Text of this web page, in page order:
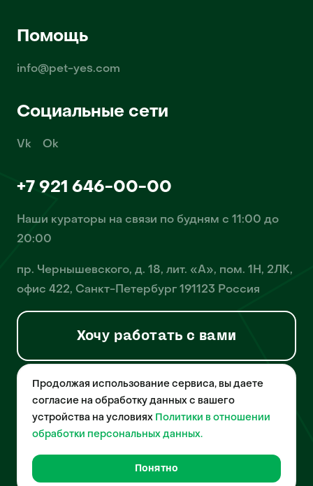
Помощь
info@pet-yes.com
Социальные сети
Vk Ok
+7 921 646-00-00
Наши кураторы на связи по будням с 11:00 до
20:00
пр. Чернышевского, д. 18, лит. «А», пом. 1Н, 2ЛК,
офис 422, Санкт-Петербург 191123 Россия
Хочу работать с вами
© 2026 Pet-Yes. ООО «Биржа домашних животных «Пет-Ес»
осуществляет деятельность в области информационных
технологий, деятельность по разработке и эксплуатации
собственного программного обеспечения, деятельность
порталов в информационно-коммуникационной сети Интернет и
домашних животных», свидетельство о регистрации
№2021612018 от 10 февраля 2021 года.
Продолжая использование сервиса, вы даете
согласие на обработку данных с вашего
устройства на условиях Политики в отношении
обработки персональных данных.
Понятно